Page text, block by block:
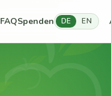
FAQSpenden DE EN